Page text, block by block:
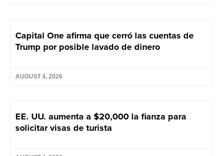
Capital One afirma que cerró las cuentas de
Trump por posible lavado de dinero
AUGUST 4, 2026
EE. UU. aumenta a $20,000 la fianza para
solicitar visas de turista